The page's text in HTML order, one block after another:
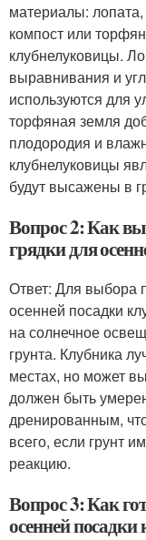
материалы:
компост или
клубнелуковицы.
выравнивания и
используются для
торфяная земля
плодородия и
клубнелуковицы
будут высажены в
Вопрос 2: Как
грядки для
Ответ: Для выбора
осенней посадки
на солнечное
грунта. Клубника
местах, но может
должен быть
дренированным,
всего, если грунт
реакцию.
Вопрос 3: Как
осенней